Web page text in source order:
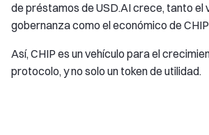
de préstamos de USD.AI crece, tanto el
gobernanza como el económico de
Así, CHIP es un vehículo para el
protocolo, y no solo un token de utilidad.